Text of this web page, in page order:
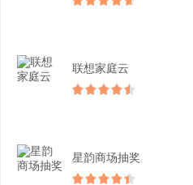
联想家庭云
星韵商场抽奖